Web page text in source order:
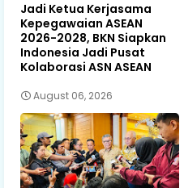
Jadi Ketua Kerjasama
Kepegawaian ASEAN
2026-2028, BKN Siapkan
Indonesia Jadi Pusat
Kolaborasi ASN ASEAN
August 06, 2026